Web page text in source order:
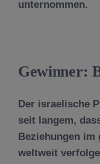
unternommen.
Gewinner:
Der israelische
seit langem,
Beziehungen im
weltweit